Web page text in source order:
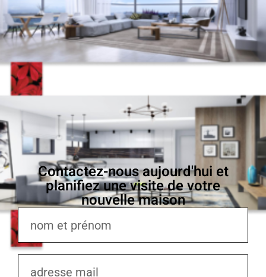
Contactez-nous aujourd'hui et
planifiez une visite de votre
nouvelle maison